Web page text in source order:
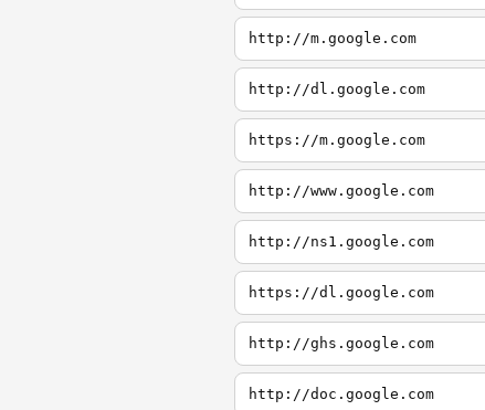
http://m.google.com
http://dl.google.com
https://m.google.com
http://www.google.com
http://ns1.google.com
https://dl.google.com
http://ghs.google.com
http://doc.google.com